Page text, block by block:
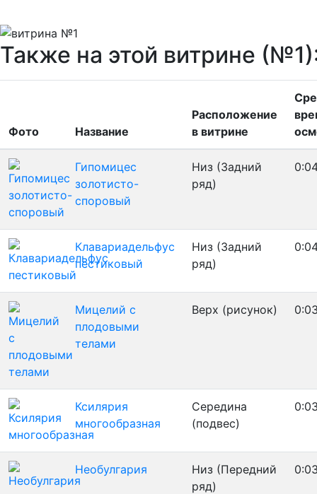
Также на этой витрине
Фото Название
Расположение
в витрине
Гипомицес
золотисто-
споровый
Низ (Задний
ряд)
Клавариадельфус
пестиковый
Низ (Задний
ряд)
Мицелий с
плодовыми
телами
Верх (рисунок)
Ксилярия
многообразная
Середина
(подвес)
Необулгария
Низ (Передний
ряд)